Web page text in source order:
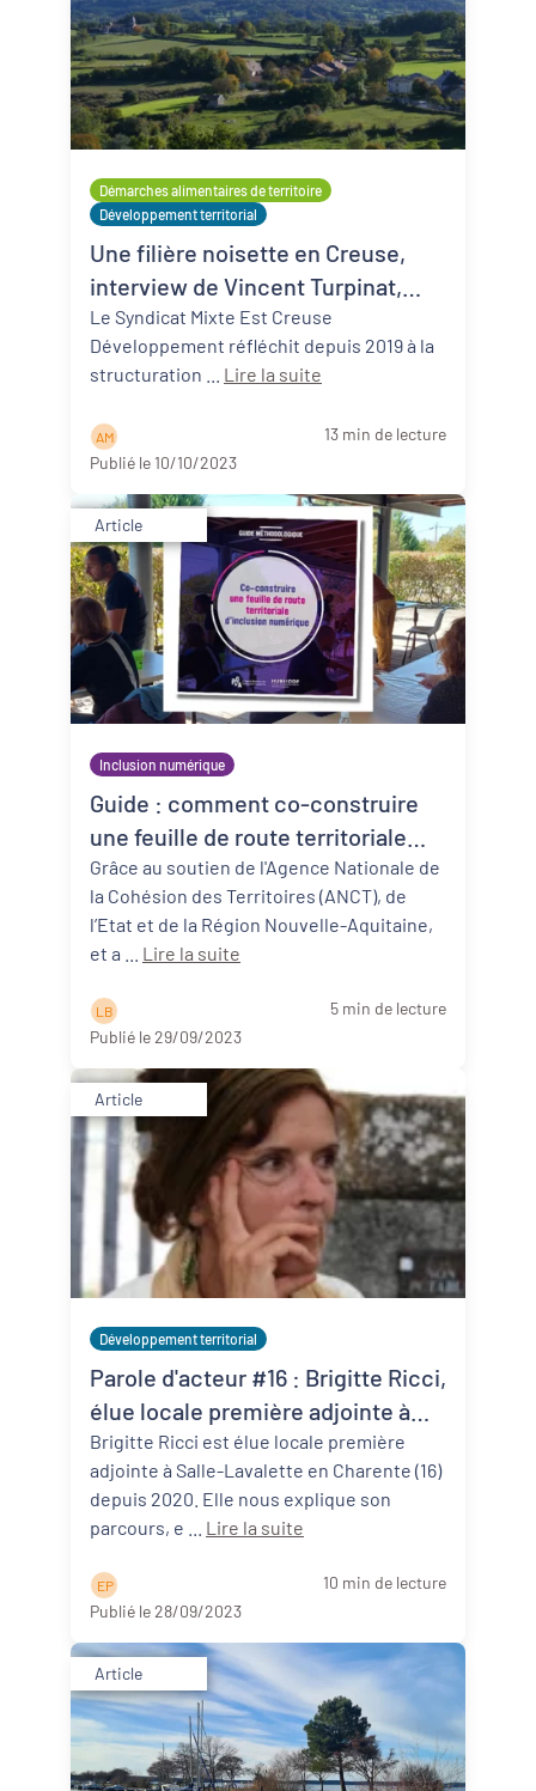
Démarches alimentaires de territoire
Développement territorial
Une filière noisette en Creuse,
interview de Vincent Turpinat,
Président du Syndicat Mixte Est
Creuse Développement
Le Syndicat Mixte Est Creuse
Développement réfléchit depuis 2019 à la
Lire la suite
A M
13 min de lecture
Publié le 10/10/2023
Article
Inclusion numérique
Guide : comment co-construire
une feuille de route territoriale
d'inclusion numérique ?
Grâce au soutien de l'Agence Nationale de
la Cohésion des Territoires (ANCT), de
l’Etat et de la Région Nouvelle-Aquitaine,
Lire la suite
L B
5 min de lecture
Publié le 29/09/2023
Article
Développement territorial
Parole d'acteur #16 : Brigitte Ricci,
élue locale première adjointe à
Salles-Lavalette (16)
Brigitte Ricci est élue locale première
adjointe à Salle-Lavalette en Charente (16)
depuis 2020. Elle nous explique son
Lire la suite
E P
10 min de lecture
Publié le 28/09/2023
Article